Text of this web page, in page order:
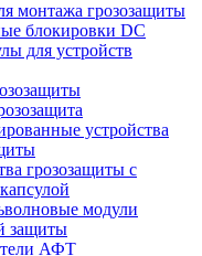
монтажа грозозащиты
блокировки DC
для устройств
устройства
грозозащиты с
модули
защиты
АФТ